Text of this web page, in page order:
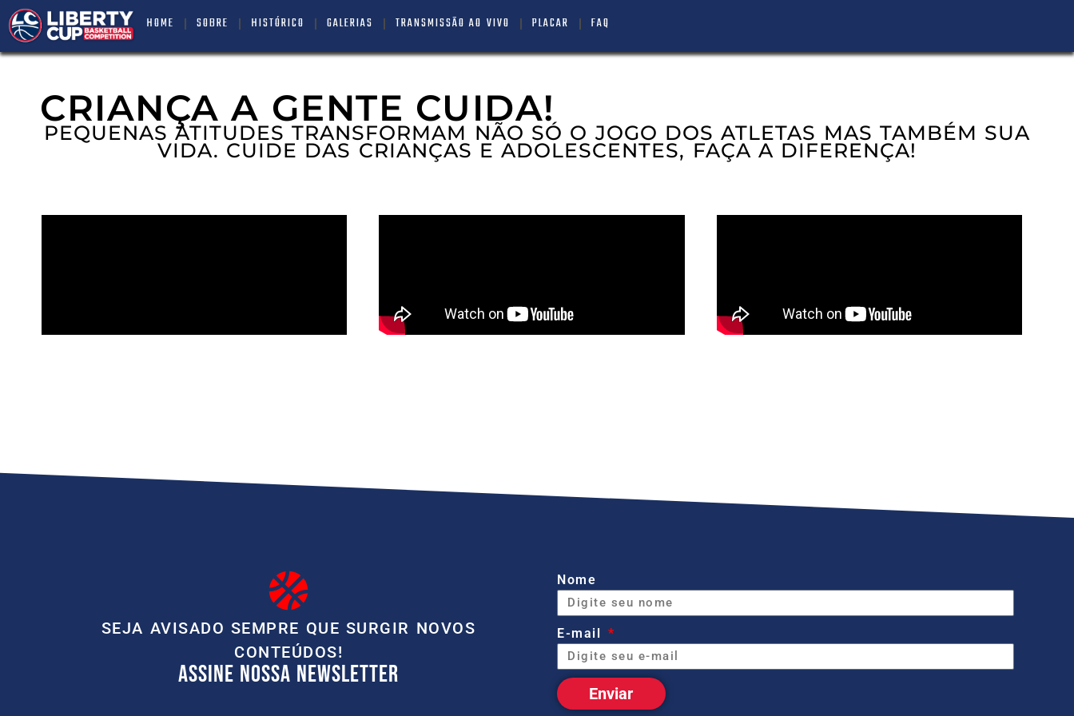
HOME SOBRE HISTÓRICO GALERIAS TRANSMISSÃO AO VIVO PLACAR FAQ
CRIANÇA A GENTE CUIDA!
PEQUENAS ATITUDES TRANSFORMAM NÃO SÓ O JOGO DOS ATLETAS MAS TAMBÉM SUA
VIDA. CUIDE DAS CRIANÇAS E ADOLESCENTES, FAÇA A DIFERENÇA!
SEJA AVISADO SEMPRE QUE SURGIR NOVOS
CONTEÚDOS!
ASSINE NOSSA NEWSLETTER
Nome
E-mail
Enviar